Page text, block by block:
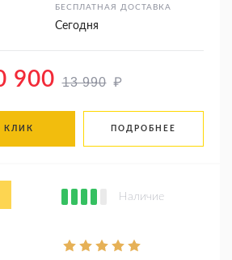
БЕСПЛАТНАЯ ДОСТАВКА
Сегодня
900 13 990 ₽
КЛИК ПОДРОБНЕЕ
Наличие